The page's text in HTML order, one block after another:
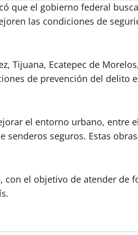
que el gobierno federal
las condiciones de
Tijuana, Ecatepec de
de prevención del delito
el entorno urbano, entre
seguros. Estas
el objetivo de atender de